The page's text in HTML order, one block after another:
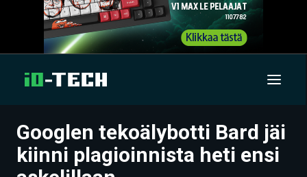
UUTISET
ARTIKKELIT
Googlen tekoälybotti Bard jäi
kiinni plagioinnista heti ensi